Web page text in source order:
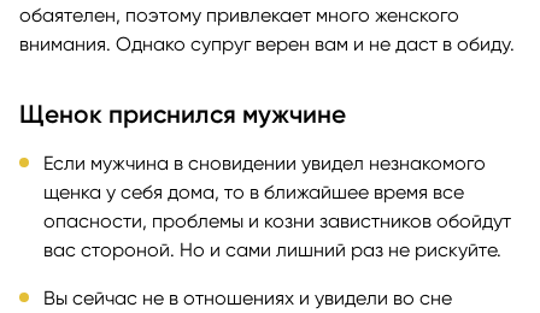
обаятелен, поэтому привлекает много женского
внимания. Однако супруг верен вам и не даст в обиду.
Щенок приснился мужчине
Если мужчина в сновидении увидел незнакомого
щенка у себя дома, то в ближайшее время все
опасности, проблемы и козни завистников обойдут
вас стороной. Но и сами лишний раз не рискуйте.
Вы сейчас не в отношениях и увидели во сне